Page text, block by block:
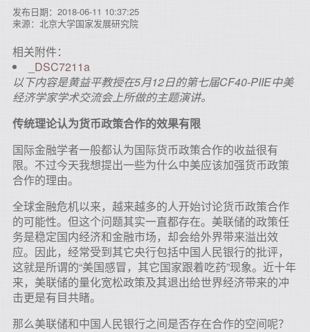
发布日期： 2018-06-11 10:37:25
来源： 北京大学国家发展研究院
相关附件：
_DSC7211a
以下内容是黄益平教授在5月12日的第七届CF40-PIIE中美
经济学家学术交流会上所做的主题演讲。
传统理论认为货币政策合作的效果有限
国际金融学者一般都认为国际货币政策合作的收益很有
限。不过今天我想提出一些为什么中美应该加强货币政策
合作的理由。
全球金融危机以来，越来越多的人开始讨论货币政策合作
的可能性。但这个问题其实一直都存在。美联储的政策任
务是稳定国内经济和金融市场，却会给外界带来溢出效
应。因此，经常受到其它央行包括中国人民银行的批评，
这就是所谓的“美国感冒，其它国家跟着吃药”现象。近十年
来，美联储的量化宽松政策及其退出给世界经济带来的冲
击更是有目共睹。
那么美联储和中国人民银行之间是否存在合作的空间呢？